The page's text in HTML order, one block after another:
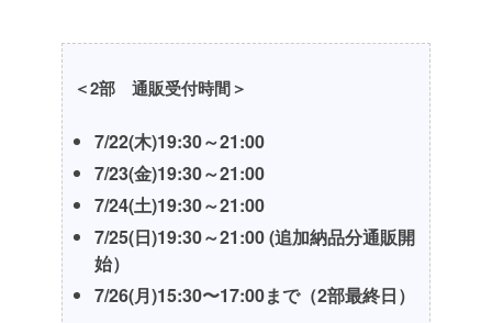
＜2部 通販受付時間＞
7/22(木)19:30～21:00
7/23(金)19:30～21:00
7/24(土)19:30～21:00
7/25(日)19:30～21:00 (追加納品分通販開
始）
7/26(月)15:30〜17:00まで（2部最終日）